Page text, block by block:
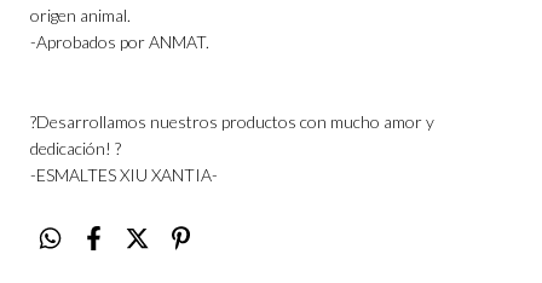
origen animal.
-Aprobados por ANMAT.
?Desarrollamos nuestros productos con mucho amor y
dedicación! ?
-ESMALTES XIU XANTIA-